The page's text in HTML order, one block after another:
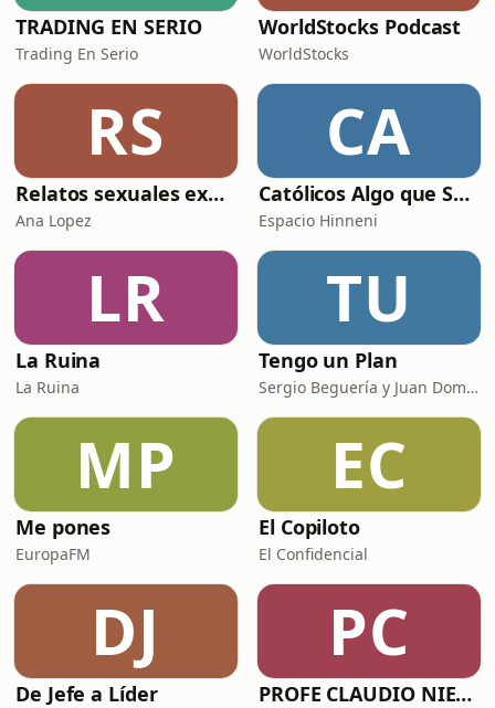
TRADING EN SERIO
Trading En Serio
WorldStocks Podcast
WorldStocks
RS
Relatos sexuales explícitos
Ana Lopez
CA
Católicos Algo que Saber
Espacio Hinneni
LR
La Ruina
La Ruina
TU
Tengo un Plan
Sergio Beguería y Juan Domínguez
MP
Me pones
EuropaFM
EC
El Copiloto
El Confidencial
DJ
De Jefe a Líder
PC
PROFE CLAUDIO NIETO